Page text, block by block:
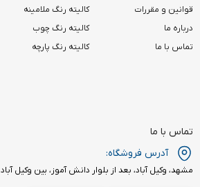
قوانین و مقررات
درباره ما
تماس با ما
کالیته رنگ ملامینه
کالیته رنگ چوب
کالیته رنگ پارچه
تماس با ما
آدرس فروشگاه:
مشهد، وکیل آباد، بعد از بلوار دانش آموز، بین وکیل آباد ۲۷ و ۲۹، فروشگاه هیلداچوب